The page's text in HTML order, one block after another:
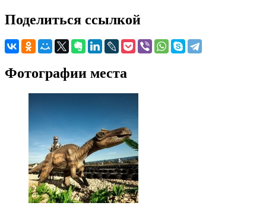
Поделиться ссылкой
Фотографии места